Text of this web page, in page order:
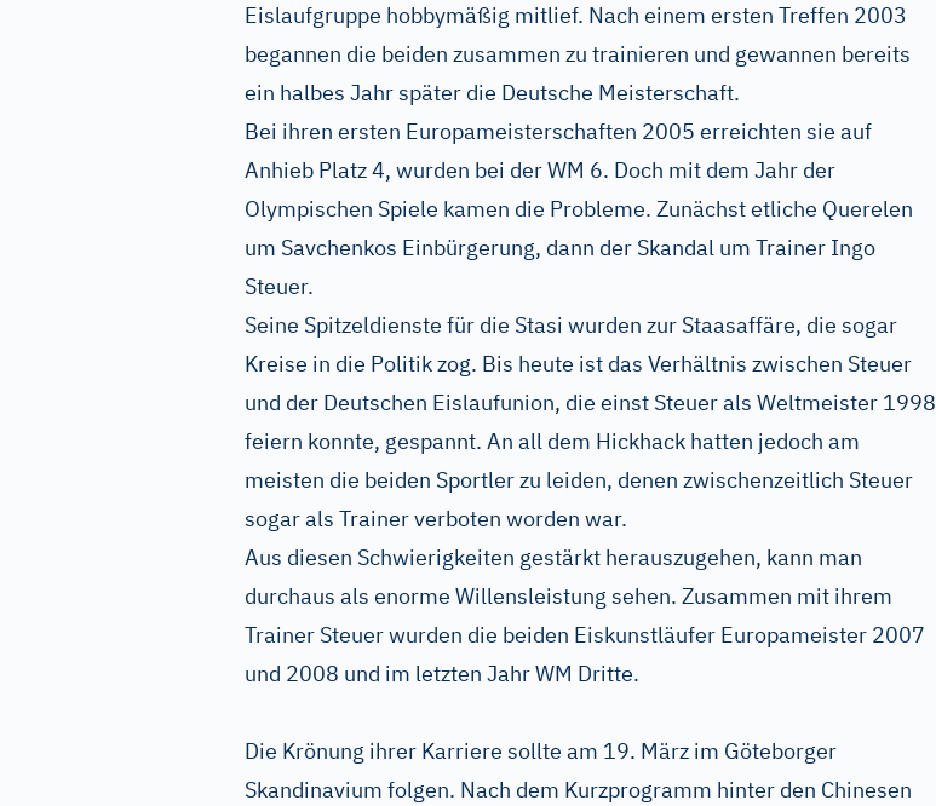
Eislaufgruppe hobbymäßig mitlief. Nach einem ersten Treffen 2003
begannen die beiden zusammen zu trainieren und gewannen bereits
ein halbes Jahr später die Deutsche Meisterschaft.
Bei ihren ersten Europameisterschaften 2005 erreichten sie auf
Anhieb Platz 4, wurden bei der WM 6. Doch mit dem Jahr der
Olympischen Spiele kamen die Probleme. Zunächst etliche Querelen
um Savchenkos Einbürgerung, dann der Skandal um Trainer Ingo
Steuer.
Seine Spitzeldienste für die Stasi wurden zur Staasaffäre, die sogar
Kreise in die Politik zog. Bis heute ist das Verhältnis zwischen Steuer
und der Deutschen Eislaufunion, die einst Steuer als Weltmeister 1998
feiern konnte, gespannt. An all dem Hickhack hatten jedoch am
meisten die beiden Sportler zu leiden, denen zwischenzeitlich Steuer
sogar als Trainer verboten worden war.
Aus diesen Schwierigkeiten gestärkt herauszugehen, kann man
durchaus als enorme Willensleistung sehen. Zusammen mit ihrem
Trainer Steuer wurden die beiden Eiskunstläufer Europameister 2007
und 2008 und im letzten Jahr WM Dritte.
Die Krönung ihrer Karriere sollte am 19. März im Göteborger
Skandinavium folgen. Nach dem Kurzprogramm hinter den Chinesen